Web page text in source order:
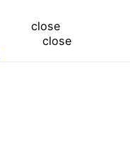
close
close